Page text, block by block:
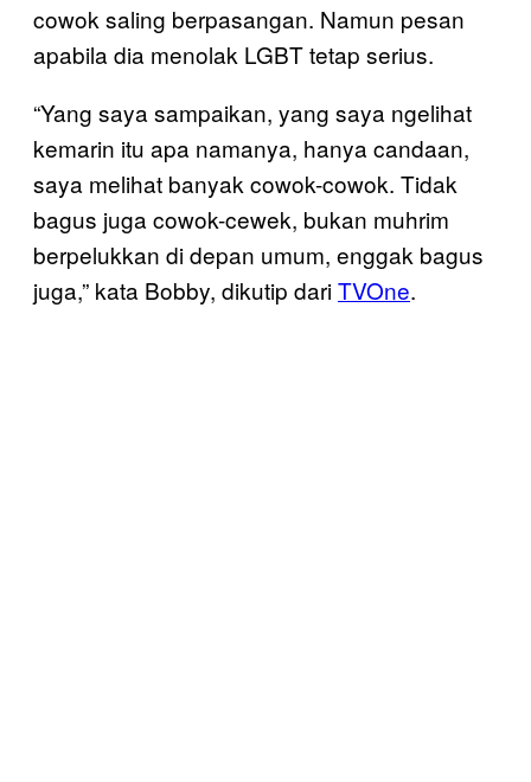
cowok saling berpasangan. Namun pesan
apabila dia menolak LGBT tetap serius.
“Yang saya sampaikan, yang saya ngelihat
kemarin itu apa namanya, hanya candaan,
saya melihat banyak cowok-cowok. Tidak
bagus juga cowok-cewek, bukan muhrim
berpelukkan di depan umum, enggak bagus
juga,” kata Bobby, dikutip dariTVOne.